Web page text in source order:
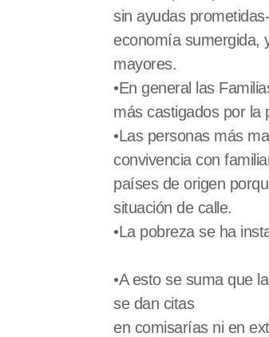
sin ayudas
economía sumergida,
mayores.
•En general las
más castigados por la
•Las personas más
convivencia con
países de origen
situación de calle.
•La pobreza se ha
•A esto se suma que
se dan citas
en comisarías ni en